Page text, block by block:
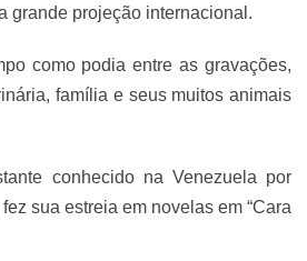
grande projeção internacional.
como podia entre as gravações,
família e seus muitos animais
conhecido na Venezuela por
sua estreia em novelas em “Cara